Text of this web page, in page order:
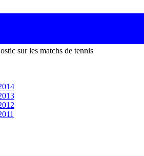
sur les matchs de tennis